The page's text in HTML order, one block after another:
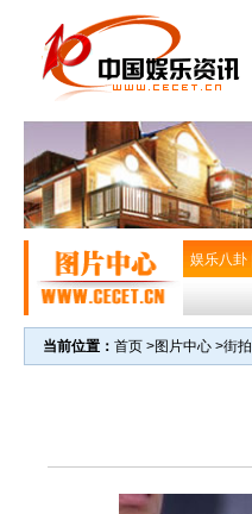
娱乐八卦
当前位置： 首页 >图片中心 >街